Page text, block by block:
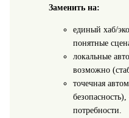
Заменить на:
единый хаб/
понятные
локальные
возможно
точечная
потребности.